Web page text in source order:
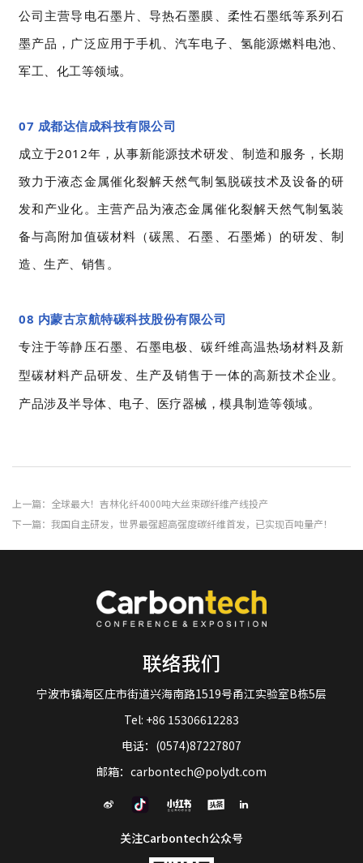
公司主营导电石墨片、导热石墨膜、柔性石墨纸等系列石
墨产品，广泛应用于手机、汽车电子、氢能源燃料电池、
军工、化工等领域。
07 成都达信成科技有限公司
成立于2012年，从事新能源技术研发、制造和服务，长期
致力于液态金属催化裂解天然气制氢脱碳技术及设备的研
发和产业化。主营产品为液态金属催化裂解天然气制氢装
备与高附加值碳材料（碳黑、石墨、石墨烯）的研发、制
造、生产、销售。
08 内蒙古京航特碳科技股份有限公司
专注于等静压石墨、石墨电极、碳纤维高温热场材料及新
型碳材料产品研发、生产及销售于一体的高新技术企业。
产品涉及半导体、电子、医疗器械，模具制造等领域。
上一篇：全球最大！吉林化纤4000吨大丝束碳纤维产线投产
下一篇：我国自主研发，世界最强超高强度碳纤维首发，已实现百吨量产！
联络我们
宁波市镇海区庄市街道兴海南路1519号甬江实验室B栋5层
Tel: +86 15306612283
电话：(0574)87227807
邮箱：carbontech@polydt.com
关注Carbontech公众号